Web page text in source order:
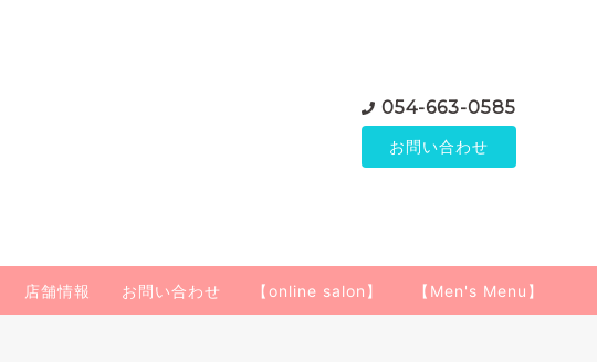
054-663-0585
お問い合わせ
店舗情報 お問い合わせ 【online salon】 【Men's Menu】